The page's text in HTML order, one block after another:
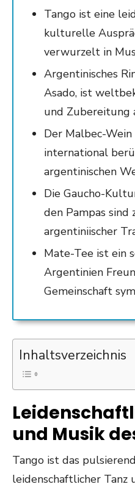
Tango ist eine
kulturelle
verwurzelt in
Argentinisches
Asado, ist
und Zubereitung
Der Malbec-
international
argentinischen
Die Gaucho-
den Pampas
argentiniischer
Mate-Tee ist ein
Argentinien
Gemeinschaft
Inhaltsverzeichnis
und Musik
Tango ist das
leidenschaftlicher Tanz